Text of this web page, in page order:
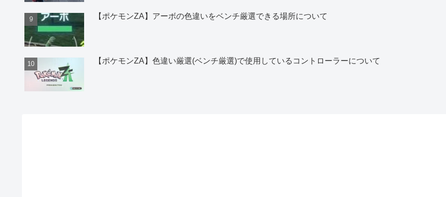
【ポケモンZA】アーボの色違いをベンチ厳選できる場所について
【ポケモンZA】色違い厳選(ベンチ厳選)で使用しているコントローラーについて